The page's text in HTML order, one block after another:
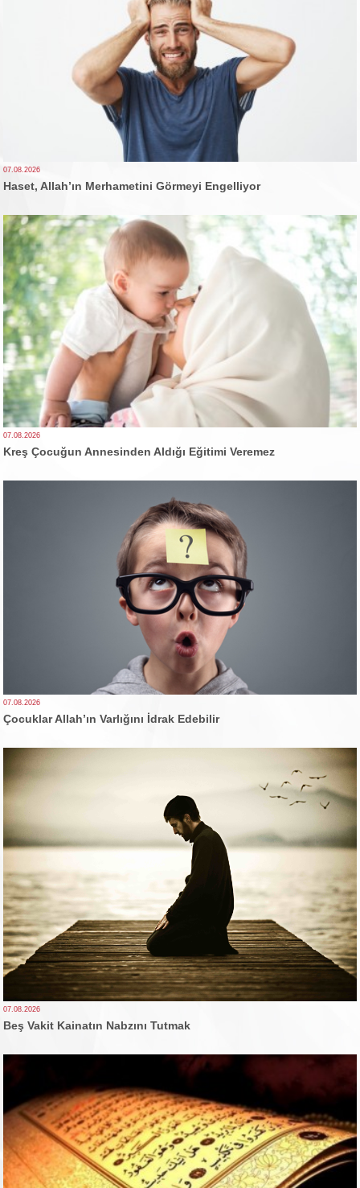
07.08.2026
Haset, Allah’ın Merhametini Görmeyi Engelliyor
07.08.2026
Kreş Çocuğun Annesinden Aldığı Eğitimi Veremez
07.08.2026
Çocuklar Allah’ın Varlığını İdrak Edebilir
07.08.2026
Beş Vakit Kainatın Nabzını Tutmak